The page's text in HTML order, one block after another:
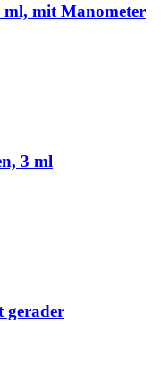
ml, mit Manometer
3 ml
gerader